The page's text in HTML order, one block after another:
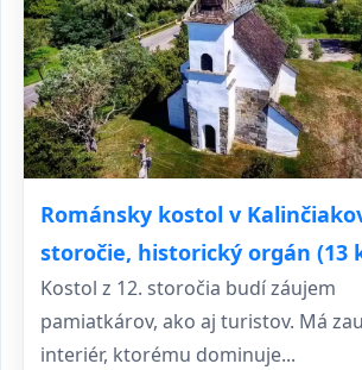
Románsky kostol v
storočie, historický orgán (13
Kostol z 12. storočia budí záujem
pamiatkárov, ako aj turistov. Má
interiér, ktorému dominuje...